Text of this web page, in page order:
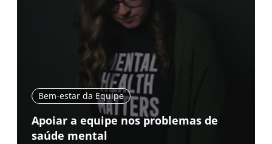
Bem-estar da Equipe
Apoiar a equipe nos problemas de
saúde mental